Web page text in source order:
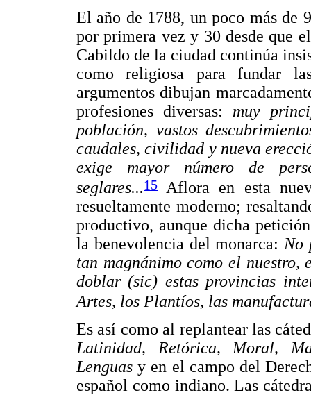
El año de 1788, un poco más de
por primera vez y 30 desde que
Cabildo de la ciudad continúa
como religiosa para fundar
argumentos dibujan
profesiones diversas: muy
población, vastos
caudales, civilidad y nueva
exige mayor número de
seglares...15 Aflora en esta
resueltamente moderno;
productivo, aunque dicha
la benevolencia del monarca:No
tan magnánimo como el nuestro,
doblar (sic) estas provincias
Artes, los Plantíos, las
Es así como al replantear las
Latinidad, Retórica, Moral,
Lenguasy en el campo del
español como indiano. Las